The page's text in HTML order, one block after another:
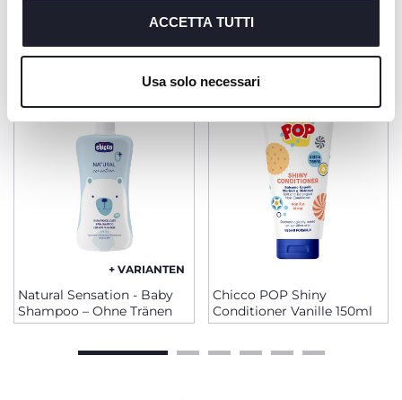
ACCETTA TUTTI
Usa solo necessari
PRODUKTE, DIE SIE INTERESSIEREN
KÖNNTEN
+ VARIANTEN
Natural Sensation - Baby
Shampoo – Ohne Tränen
Chicco POP Shiny
Conditioner Vanille 150ml